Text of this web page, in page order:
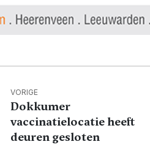
VORIGE
Dokkumer
vaccinatielocatie heeft
deuren gesloten